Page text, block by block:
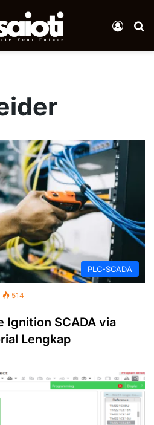
Log In
PLC-SCADA
514
Ignition SCADA via
Lengkap